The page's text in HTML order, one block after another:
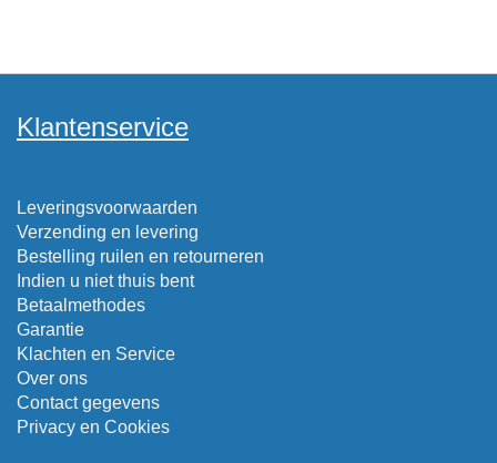
Klantenservice
Leveringsvoorwaarden
Verzending en levering
Bestelling ruilen en retourneren
Indien u niet thuis bent
Betaalmethodes
Garantie
Klachten en Service
Over ons
Contact gegevens
Privacy en Cookies